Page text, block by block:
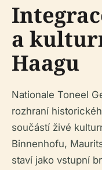
a
Haagu
Nationale Toneel
rozhraní
součástí živé
Binnenhofu,
staví jako vstupní